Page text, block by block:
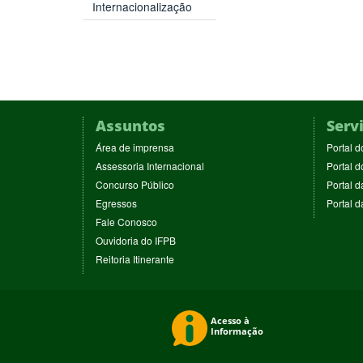
Internacionalização
Assuntos
Área de imprensa
em
nova
Assessoria Internacional
Concurso Público
Egressos(abre
nova
janela)
Fale Conosco
em
nova
janela)
Ouvidoria do IFPB(abre
Reitoria Itinerante(abre
Portal
Portal
Portal
Portal